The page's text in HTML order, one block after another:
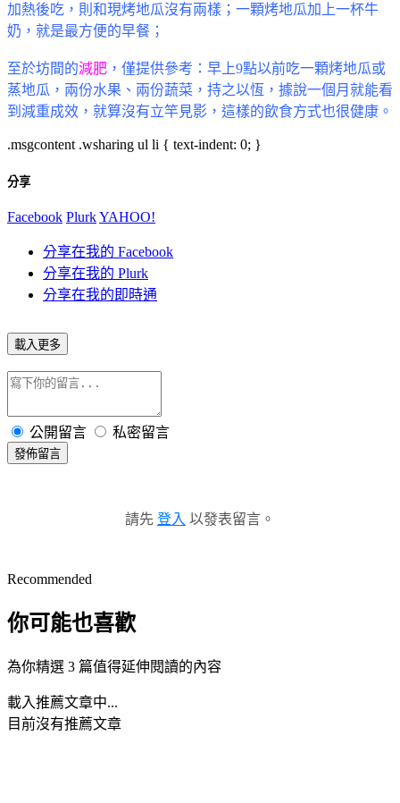
加熱後吃，則和現烤地瓜沒有兩樣；一顆烤地瓜加上一杯牛
奶，就是最方便的早餐；
至於坊間的減肥 ，僅提供參考：早上9點以前吃一顆烤地瓜或
蒸地瓜，兩份水果、兩份蔬菜，持之以恆，據說一個月就能看
到減重成效，就算沒有立竿見影，這樣的飲食方式也很健康。
.msgcontent .wsharing ul li { text-indent: 0; }
分享
Facebook PlurkYAHOO!
分享在我的 Facebook
分享在我的 Plurk
分享在我的即時通
載入更多
公開留言 私密留言
發佈留言
請先 登入 以發表留言。
Recommended
你可能也喜歡
為你精選 3 篇值得延伸閱讀的內容
載入推薦文章中...
目前沒有推薦文章